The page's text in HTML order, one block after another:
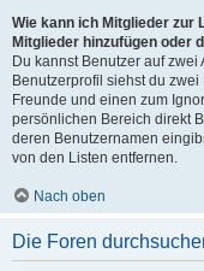
Wie kann ich Mitglieder zur
Mitglieder hinzufügen oder
Du kannst Benutzer auf
Benutzerprofil siehst du
Freunde und einen zum
persönlichen Bereich direkt
deren Benutzernamen
von den Listen entfernen.
Nach oben
Die Foren